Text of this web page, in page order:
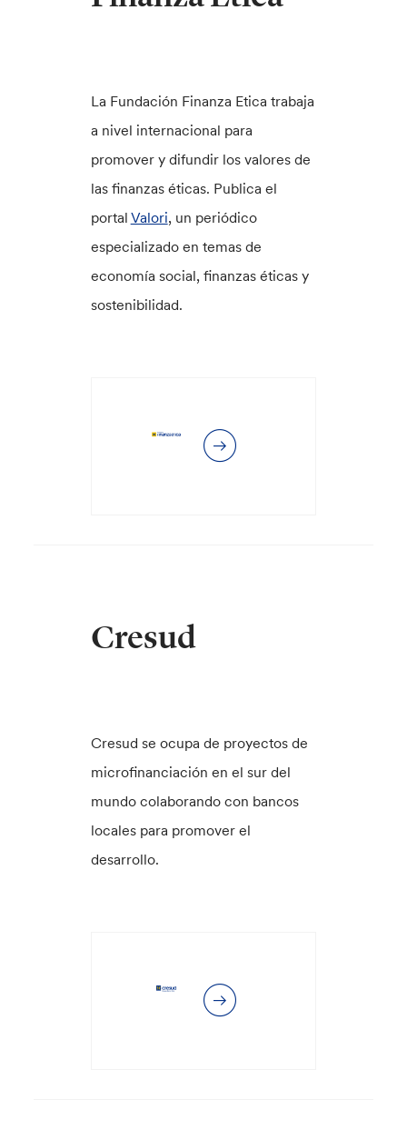
La Fundación Finanza Etica trabaja
a nivel internacional para
promover y difundir los valores de
las finanzas éticas. Publica el
portal Valori, un periódico
especializado en temas de
economía social, finanzas éticas y
sostenibilidad.
Cresud
Cresud se ocupa de proyectos de
microfinanciación en el sur del
mundo colaborando con bancos
locales para promover el
desarrollo.